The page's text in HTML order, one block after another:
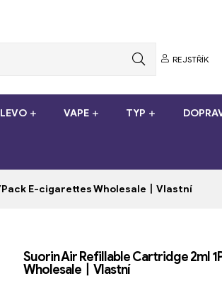
REJSTŘÍK
VAPE TYP
E-cigarettes Wholesale丨Vlastní
Suorin Air Refillable Cartridge 2ml
Wholesale丨Vlastní